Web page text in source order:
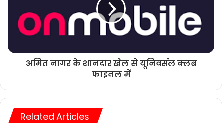
अमित नागर के शानदार खेल से यूनिवर्सल क्लब
फाइनल में
Related Articles